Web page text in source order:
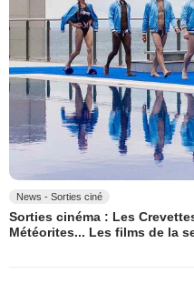
News - Sorties ciné
Sorties cinéma : Les
Météorites... Les films de la